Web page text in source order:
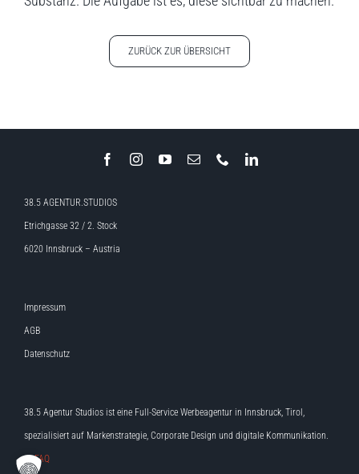
ZURÜCK ZUR ÜBERSICHT
38.5 AGENTUR.STUDIOS
Etrichgasse 32 / 2. Stock
6020 Innsbruck – Austria
Impressum
AGB
Datenschutz
38.5 Agentur Studios ist eine Full-Service Werbeagentur in Innsbruck, Tirol,
spezialisiert auf Markenstrategie, Corporate Design und digitale Kommunikation.
>> FAQ